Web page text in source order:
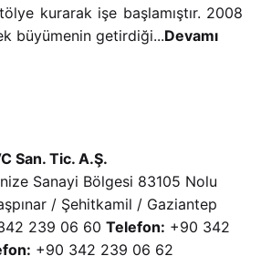
kurarak işe başlamıştır. 2008
büyümenin getirdiği...Devamı
San. Tic. A.Ş.
Sanayi Bölgesi 83105 Nolu
/ Şehitkamil / Gaziantep
239 06 60 Telefon: +90 342
+90 342 239 06 62